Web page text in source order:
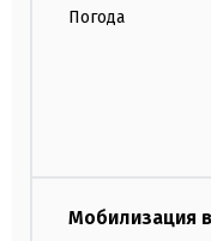
Погода
Мобилизация в